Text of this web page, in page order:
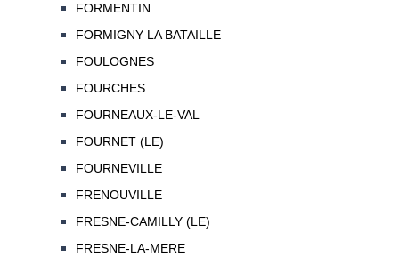
FORMENTIN
FORMIGNY LA BATAILLE
FOULOGNES
FOURCHES
FOURNEAUX-LE-VAL
FOURNET (LE)
FOURNEVILLE
FRENOUVILLE
FRESNE-CAMILLY (LE)
FRESNE-LA-MERE